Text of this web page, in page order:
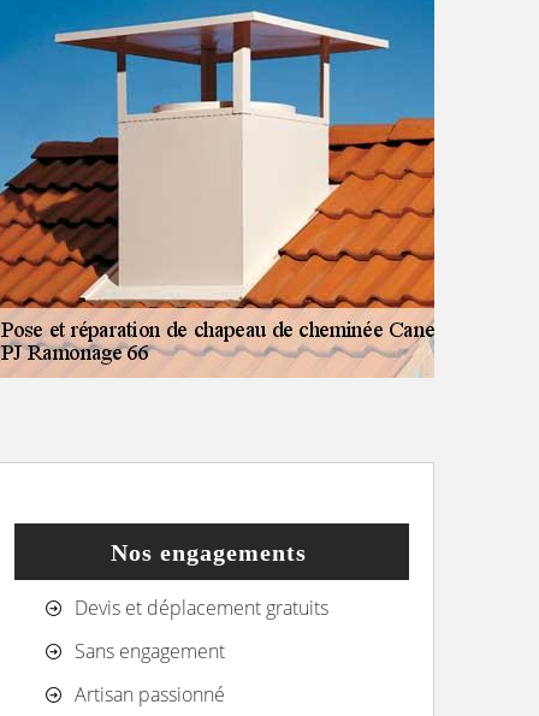
Nos engagements
Devis et déplacement gratuits
Sans engagement
Artisan passionné